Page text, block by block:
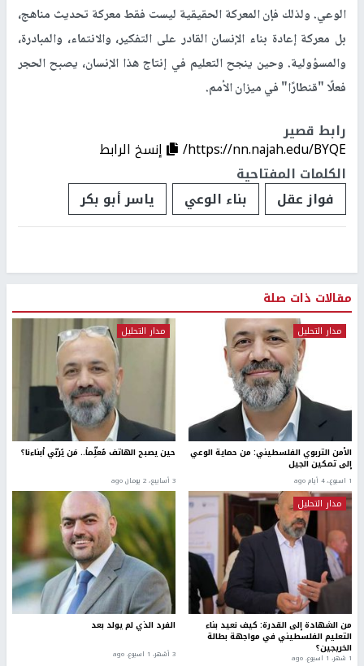
الوعي. ولذلك فإن المعركة الحقيقية ليست فقط معركة تحديث مناهج،
بل معركة إعادة بناء الإنسان القادر على التفكير، والانتماء، والمبادرة،
والمسؤولية. وحين ينجح التعليم في إنتاج هذا الإنسان، يصبح الحجر
فعلًا "قنطارًا" في ميزان الأمم.
رابط قصير
https://nn.najah.edu/BYQE/
إنسخ الرابط
الكلمات المفتاحية
فواز عقل
بناء الوعي ياسر أبو بكر
مقالات ذات صلة
مدار التحليل
الأمن التربوي الفلسطيني: من حماية الوعي
إلى تمكين الجيل
1 اسبوع.، 4 أيام ago
مدار التحليل
حين يصبح الهاتف مُعلِّماً.. مَن يُربّي أبناءنا؟
3 أسابيع، 2 يومان ago
مدار التحليل
من الشهادة إلى القدرة: كيف نعيد بناء
التعليم الفلسطيني في مواجهة بطالة
الخريجين؟
1 شهر، 1 اسبوع. ago
الفرد الذي لم يولد بعد
3 أشهر، 1 اسبوع. ago